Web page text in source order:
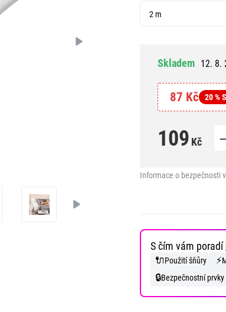
2 m
Skladem 12. 8.
87 Kč 20 %
109 Kč
Informace o bezpečnosti
S čím vám poradí
🔌Použití šňůry ⚡
🔒Bezpečnostní prvky